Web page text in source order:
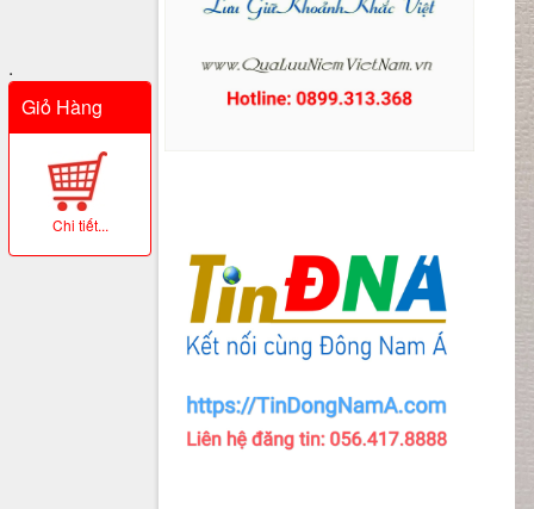
.
Giỏ Hàng
Chi tiết...